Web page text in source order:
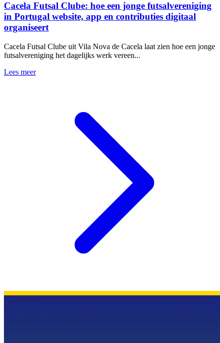
Cacela Futsal Clube: hoe een jonge futsalvereniging
in Portugal website, app en contributies digitaal
organiseert
Cacela Futsal Clube uit Vila Nova de Cacela laat zien hoe een jonge
futsalvereniging het dagelijks werk vereen...
Lees meer